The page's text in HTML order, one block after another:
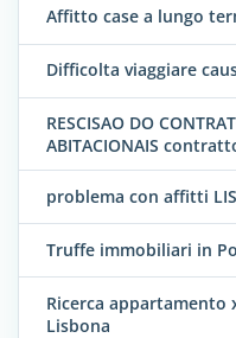
Affitto case a lungo
Difficolta viaggiare
RESCISAO DO
ABITACIONAIS
problema con affitti
Truffe immobiliari in
Ricerca
Lisbona